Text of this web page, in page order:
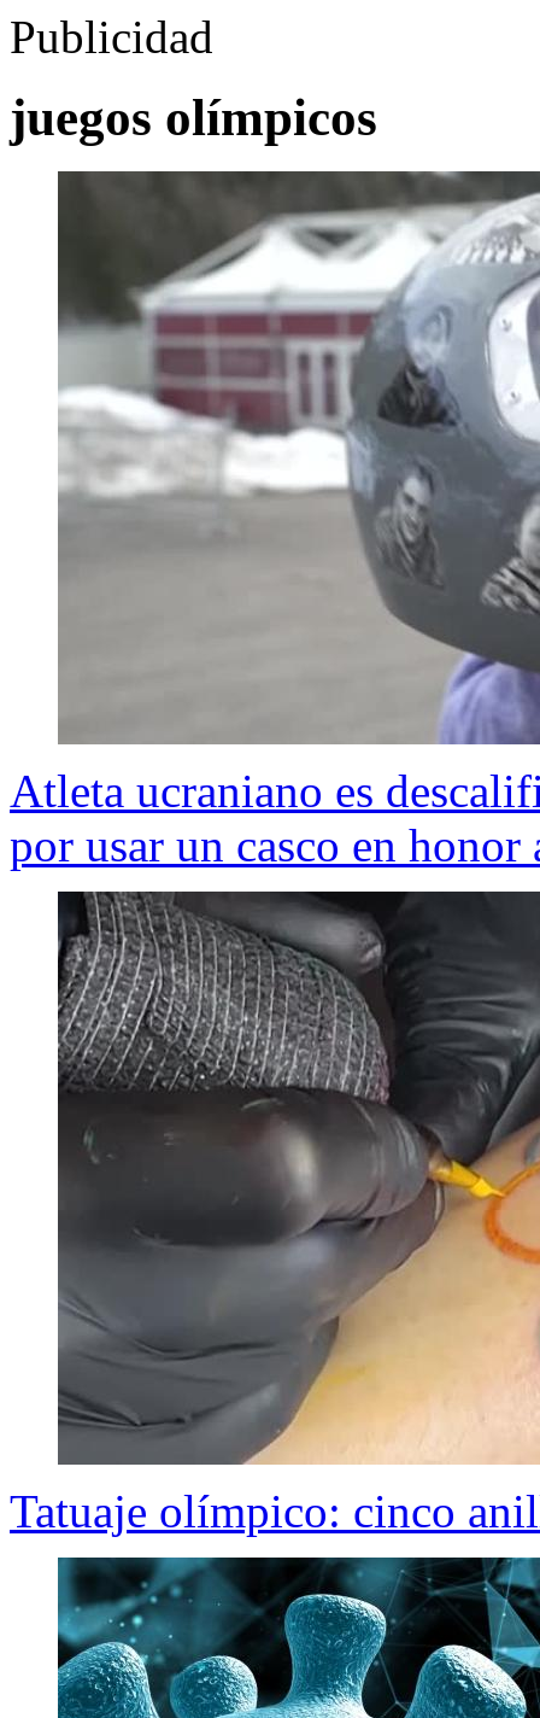
Publicidad
juegos olímpicos
Atleta ucraniano es
por usar un casco en honor
Tatuaje olímpico: cinco